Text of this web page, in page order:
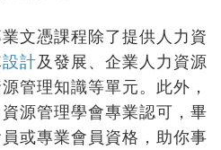
文憑課程除了提供人力資
設計及發展、企業人力資源
管理知識等單元。此外，
源管理學會專業認可，畢
或專業會員資格，助你事